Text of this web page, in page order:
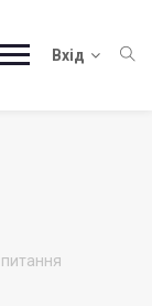
Вхід
питання